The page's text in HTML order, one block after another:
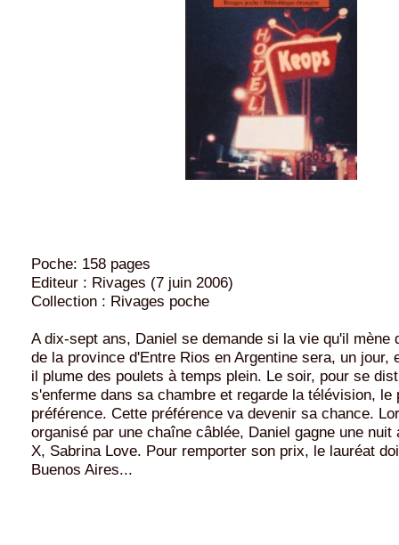
Poche: 158 pages
Editeur : Rivages (7 juin 2006)
Collection : Rivages poche
A dix-sept ans, Daniel se demande si la vie qu'il mène
de la province d'Entre Rios en Argentine sera, un jour,
il plume des poulets à temps plein. Le soir, pour se
s'enferme dans sa chambre et regarde la télévision, le
préférence. Cette préférence va devenir sa chance.
organisé par une chaîne câblée, Daniel gagne une nuit
X, Sabrina Love. Pour remporter son prix, le lauréat
Buenos Aires...